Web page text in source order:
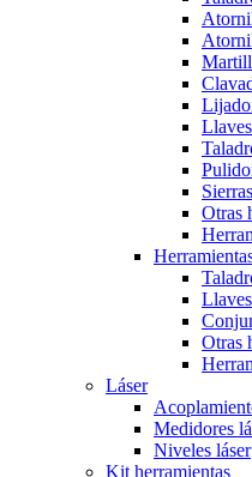
Sierras
Otras
Otras
Láser
Medidores
Niveles láser
Kit herramientas